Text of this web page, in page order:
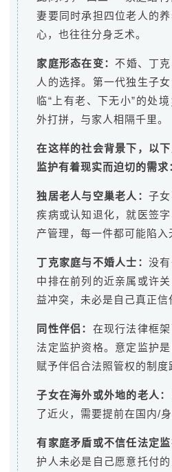
妻要同时承担四位老人的
心，也往往分身乏术。
家庭形态在变： 不婚、丁
人的选择。第一代独生子
临“上有老、下无小”的处
外打拼，与家人相隔千里。
在这样的社会背景下，以
监护有着现实而迫切的需求
独居老人与空巢老人： 子
疾病或认知退化，就医签
产管理，每一件都可能陷入
丁克家庭与不婚人士： 没
中排在前列的近亲属或许
益冲突，未必是自己真正信
同性伴侣： 在现行法律框
法定监护资格。意定监护
赋予伴侣合法照管权的制度
子女在海外或外地的老人：
了近火，需要提前在国内/
有家庭矛盾或不信任法定
护人未必是自己愿意托付